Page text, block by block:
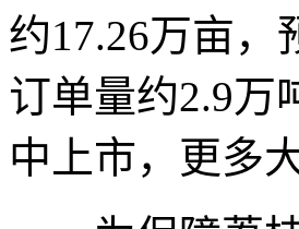
约17.26万亩，
订单量约2.9万
中上市，更多